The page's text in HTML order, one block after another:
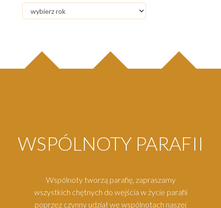
WSPÓLNOTY PARAFII
Wspólnoty tworzą parafię, zapraszamy
wszystkich chętnych do wejścia w życie parafii
poprzez czynny udział we wspólnotach naszej